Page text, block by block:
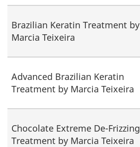
Brazilian Keratin Treatment by
Marcia Teixeira
Advanced Brazilian Keratin
Treatment by Marcia Teixeira
Chocolate Extreme De-Frizzing
Treatment by Marcia Teixeira